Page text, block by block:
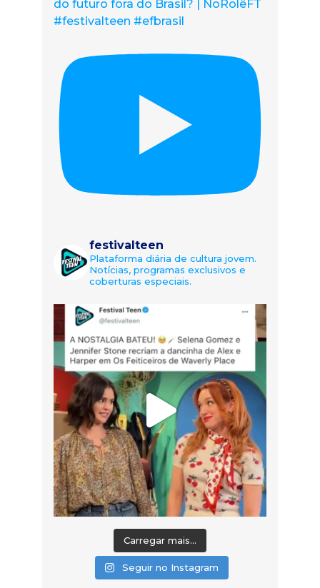
do futuro fora do Brasil? | NoRolêFT
#festivalteen #efbrasil
festivalteen
Plataforma diária de cultura jovem.
Notícias, programas exclusivos e
coberturas especiais.
Carregar mais...
Seguir no Instagram